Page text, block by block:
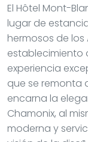
El Hôtel Mont-
lugar de
hermosos de los
establecimiento
experiencia
que se remonta
encarna la
Chamonix, al
moderna y